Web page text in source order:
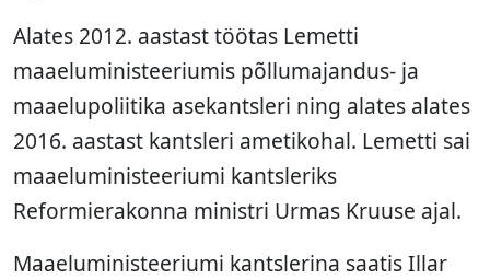
Alates 2012. aastast töötas Lemetti
maaeluministeeriumis põllumajandus- ja
maaelupoliitika asekantsleri ning alates alates
2016. aastast kantsleri ametikohal. Lemetti sai
maaeluministeeriumi kantsleriks
Reformierakonna ministri Urmas Kruuse ajal.
Maaeluministeeriumi kantslerina saatis Illar